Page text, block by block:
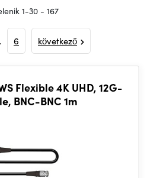
1-30 - 167
6 következő
Flexible 4K UHD, 12G-
BNC-BNC 1m